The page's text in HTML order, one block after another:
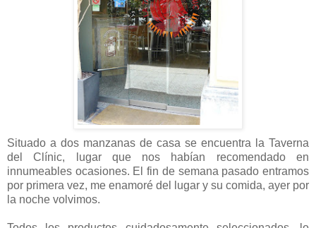
Situado a dos manzanas de casa se encuentra la Taverna
del Clínic, lugar que nos habían recomendado en
innumeables ocasiones. El fin de semana pasado entramos
por primera vez, me enamoré del lugar y su comida, ayer por
la noche volvimos.